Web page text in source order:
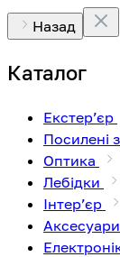
Назад
Каталог
Екстерʼєр
Посилені
Оптика
Лебідки
Інтерʼєр
Аксесуари